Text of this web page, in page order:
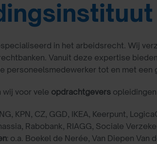
in het arbeidsrecht. Wij
Vanuit deze expertise
personeelsmedewerker tot en met
wij voor vele opdrachtgevers
KPN, CZ, GGD, IKEA, Keerpunt,
Rabobank, RIAGG, Sociale
: o.a. Boekel de Nerée, Van Diepen Van